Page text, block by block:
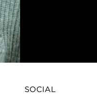
SOCIAL